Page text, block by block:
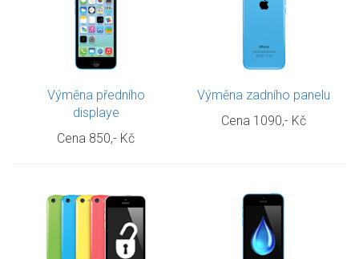
Výměna předního
displaye
Cena 850,- Kč
Výměna zadního panelu
Cena 1090,- Kč